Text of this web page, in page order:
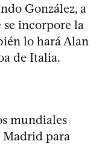
González, a
incorpore la
lo hará Alan
de Italia.
mundiales
Madrid para